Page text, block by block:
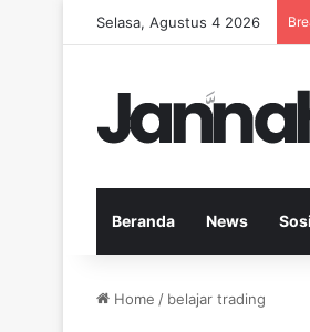
Selasa, Agustus 4 2026
Beranda News
Home / belajar trading